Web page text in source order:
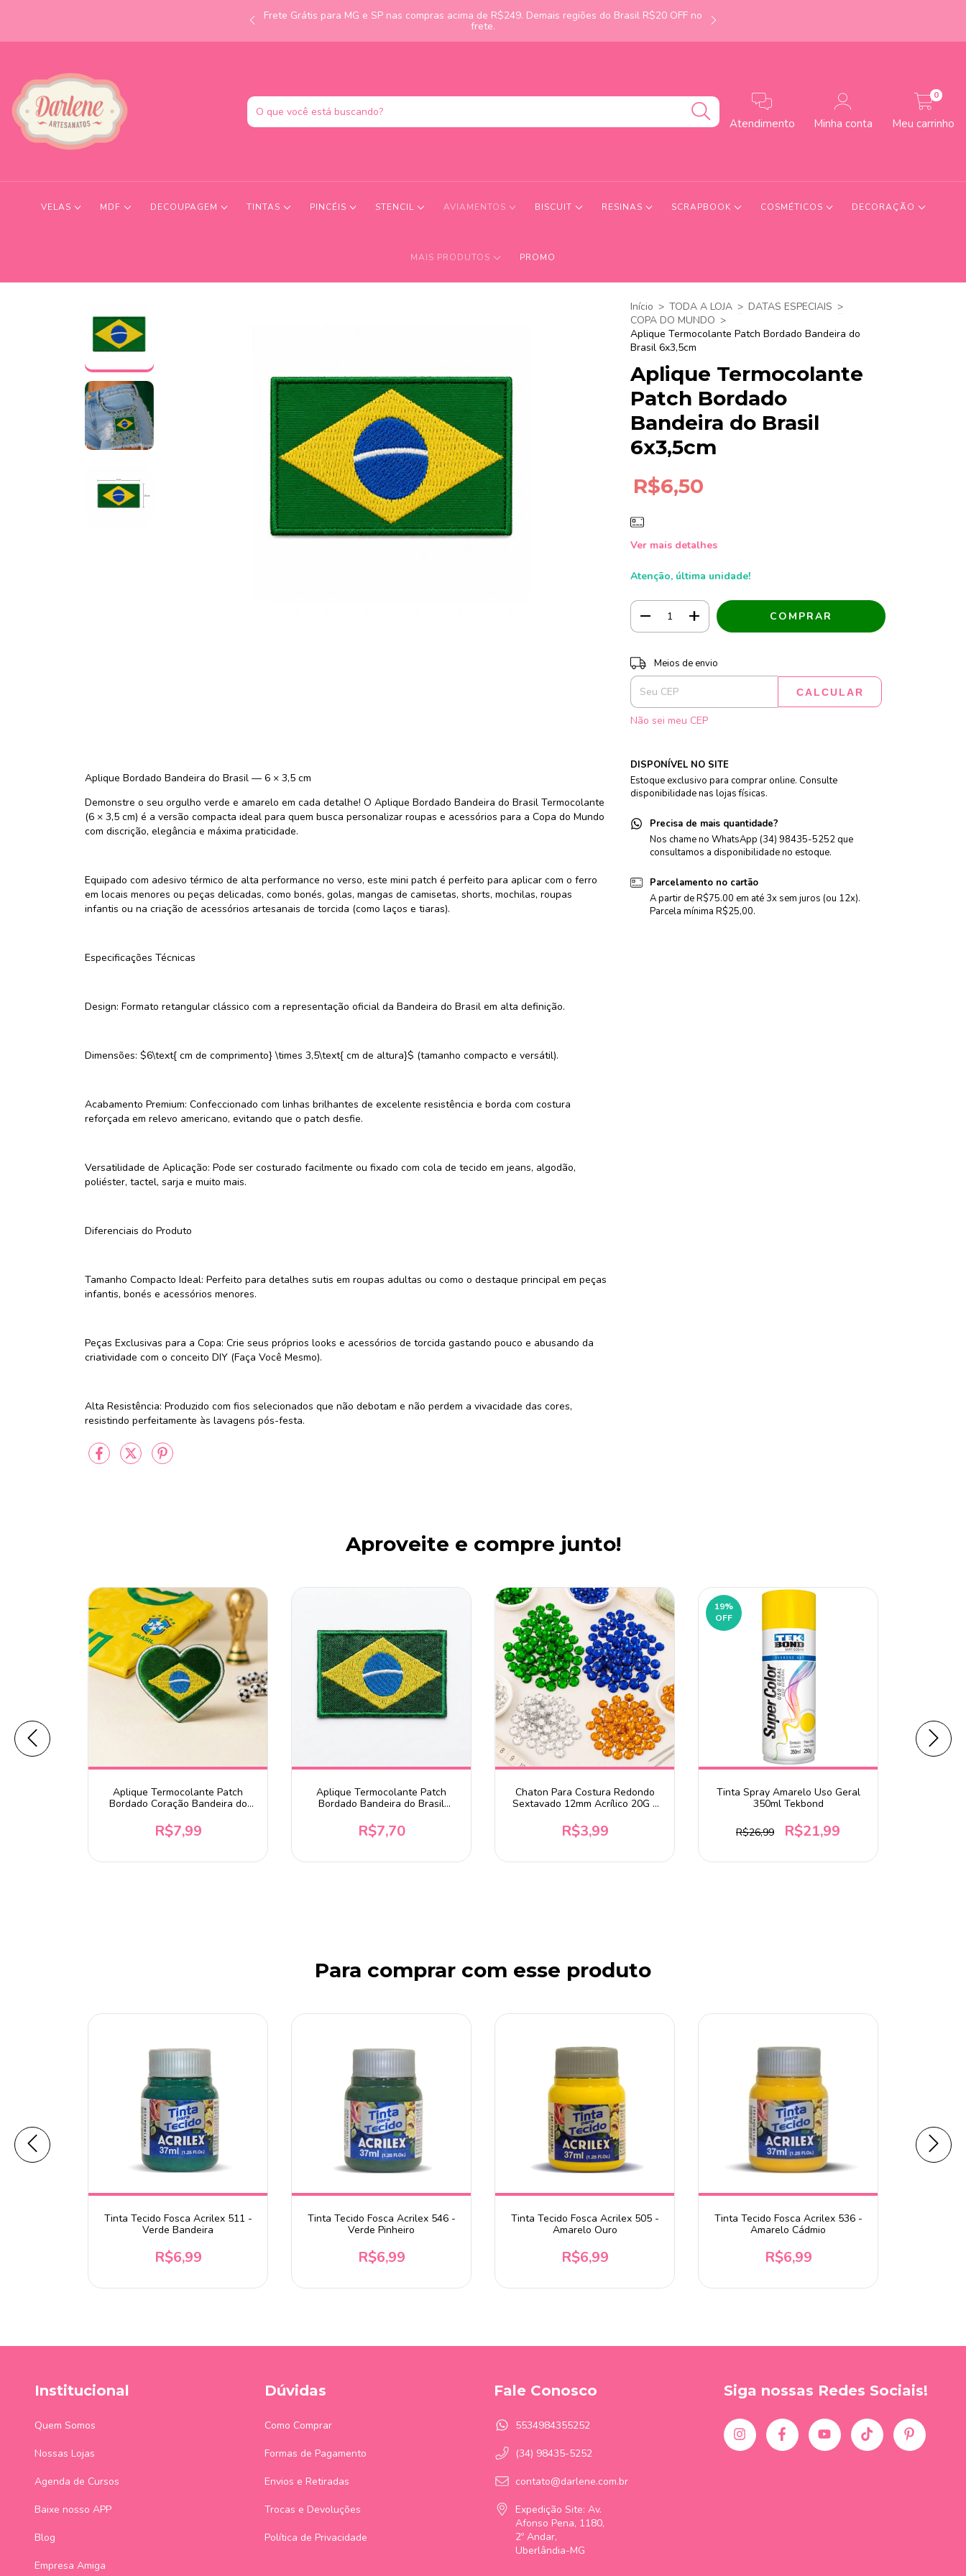
Frete Grátis para MG e SP nas compras acima de R$249. Demais regiões do Brasil R$20 OFF no
frete.
Atendimento Minha conta Meu carrinho
0
VELAS MDF DECOUPAGEM TINTAS PINCÉIS STENCIL AVIAMENTOS BISCUIT RESINAS SCRAPBOOK COSMÉTICOS DECORAÇÃO
MAIS PRODUTOS PROMO
Aplique Bordado Bandeira do Brasil — 6 × 3,5 cm
Demonstre o seu orgulho verde e amarelo em cada detalhe! O Aplique Bordado Bandeira do Brasil Termocolante
(6 × 3,5 cm) é a versão compacta ideal para quem busca personalizar roupas e acessórios para a Copa do Mundo
com discrição, elegância e máxima praticidade.
Equipado com adesivo térmico de alta performance no verso, este mini patch é perfeito para aplicar com o ferro
em locais menores ou peças delicadas, como bonés, golas, mangas de camisetas, shorts, mochilas, roupas
infantis ou na criação de acessórios artesanais de torcida (como laços e tiaras).
Especificações Técnicas
Design: Formato retangular clássico com a representação oficial da Bandeira do Brasil em alta definição.
Dimensões: $6\text{ cm de comprimento} \times 3,5\text{ cm de altura}$ (tamanho compacto e versátil).
Acabamento Premium: Confeccionado com linhas brilhantes de excelente resistência e borda com costura
reforçada em relevo americano, evitando que o patch desfie.
Versatilidade de Aplicação: Pode ser costurado facilmente ou fixado com cola de tecido em jeans, algodão,
poliéster, tactel, sarja e muito mais.
Diferenciais do Produto
Tamanho Compacto Ideal: Perfeito para detalhes sutis em roupas adultas ou como o destaque principal em peças
infantis, bonés e acessórios menores.
Peças Exclusivas para a Copa: Crie seus próprios looks e acessórios de torcida gastando pouco e abusando da
criatividade com o conceito DIY (Faça Você Mesmo).
Alta Resistência: Produzido com fios selecionados que não debotam e não perdem a vivacidade das cores,
resistindo perfeitamente às lavagens pós-festa.
Início > TODA A LOJA > DATAS ESPECIAIS >
COPA DO MUNDO >
Aplique Termocolante Patch Bordado Bandeira do
Brasil 6x3,5cm
Aplique Termocolante
Patch Bordado
Bandeira do Brasil
6x3,5cm
R$6,50
Ver mais detalhes
Atenção, última unidade!
Entregas para o CEP:
Meios de envio
CALCULAR
Não sei meu CEP
DISPONÍVEL NO SITE
Estoque exclusivo para comprar online. Consulte
disponibilidade nas lojas físicas.
Precisa de mais quantidade?
Nos chame no WhatsApp (34) 98435-5252 que
consultamos a disponibilidade no estoque.
Parcelamento no cartão
A partir de R$75.00 em até 3x sem juros (ou 12x).
Parcela mínima R$25,00.
Aproveite e compre junto!
Aplique Termocolante Patch
Bordado Coração Bandeira do
R$7,99
Aplique Termocolante Patch
Bordado Bandeira do Brasil
R$7,70
Chaton Para Costura Redondo
Sextavado 12mm Acrílico 20G -
R$3,99
19%
OFF
Tinta Spray Amarelo Uso Geral
350ml Tekbond
R$26,99 R$21,99
Para comprar com esse produto
Tinta Tecido Fosca Acrilex 511 -
Verde Bandeira
R$6,99
Tinta Tecido Fosca Acrilex 546 -
Verde Pinheiro
R$6,99
Tinta Tecido Fosca Acrilex 505 -
Amarelo Ouro
R$6,99
Tinta Tecido Fosca Acrilex 536 -
Amarelo Cádmio
R$6,99
Institucional
Quem Somos
Nossas Lojas
Agenda de Cursos
Baixe nosso APP
Blog
Empresa Amiga
Dúvidas
Como Comprar
Formas de Pagamento
Envios e Retiradas
Trocas e Devoluções
Política de Privacidade
Fale Conosco
5534984355252
(34) 98435-5252
contato@darlene.com.br
Expedição Site: Av.
Afonso Pena, 1180,
2º Andar,
Uberlândia-MG
Siga nossas Redes Sociais!